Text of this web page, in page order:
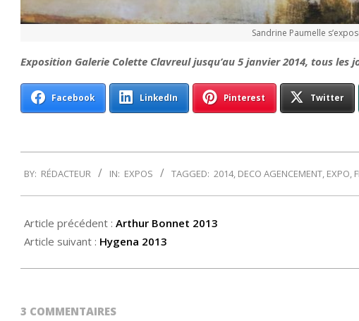
Sandrine Paumelle
Exposition Galerie Colette Clavreul jusqu’au 5 janvier 2014, tous
Facebook LinkedIn Pinterest Twitter
12-
28
BY: RÉDACTEUR IN: EXPOS TAGGED: 2014, DECO AGENCEMENT, EXPO,
Article précédent : Arthur Bonnet 2013
Article suivant : Hygena 2013
3 COMMENTAIRES